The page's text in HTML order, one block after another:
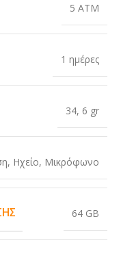
5 ATM
1 ημέρες
34, 6 gr
, Ηχείο, Μικρόφωνο
64 GB